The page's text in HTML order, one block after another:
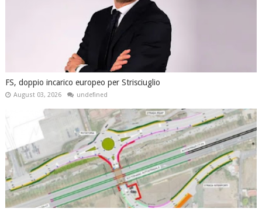
FS, doppio incarico europeo per Strisciuglio
August 03, 2026 undefined